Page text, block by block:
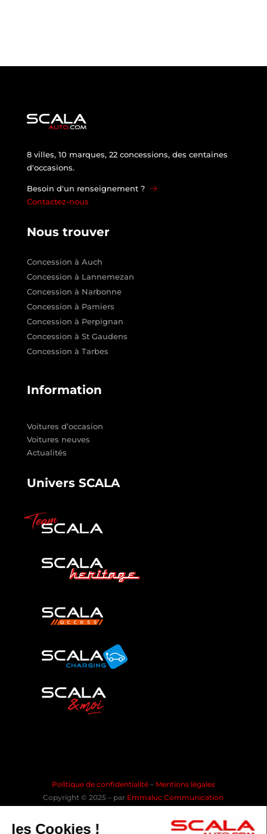
8 villes, 10 marques, 22 concessions, des centaines
d'occasions.
Besoin d'un renseignement ?
Contactez-nous
Nous trouver
Concession à Auch
Concession à Lannemezan
Concession à Narbonne
Concession à Pamiers
Concession à Perpignan
Concession à St Gaudens
Concession à Tarbes
Information
Voitures d’occasion
Voitures neuves
Actualités
Univers SCALA
Politique de confidentialité – Mentions légales
Copyright © 2025 – par Emmaluc Communication
les Cookies !